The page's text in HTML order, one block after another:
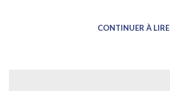
CONTINUER À LIRE